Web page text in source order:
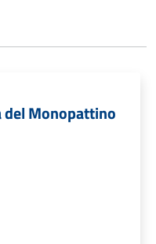
del Monopattino